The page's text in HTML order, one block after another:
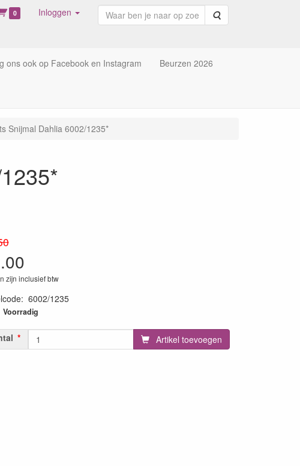
0 Inloggen Zoeken
ons ook op Facebook en Instagram Beurzen 2026
Snijmal Dahlia 6002/1235*
zijn inclusief btw
: 6002/1235
Voorradig
Artikel toevoegen